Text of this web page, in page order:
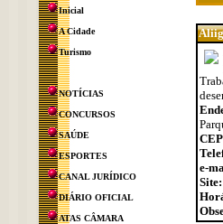
Inicial
A Cidade
Turismo
NOTÍCIAS
CONCURSOS
SAÚDE
ESPORTES
CANAL JURÍDICO
DIÁRIO OFICIAL
ATAS CÂMARA
e-
Site: